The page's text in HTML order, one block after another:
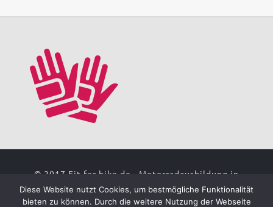
© 2017 Fit for bike.de - Motorradausbildung in
Kaiserslautern. Powered by Fahrschule Fit for
Drive | Impressum Datenschutz| Umsetzung:
Diese Website nutzt Cookies, um bestmögliche Funktionalität
bieten zu können. Durch die weitere Nutzung der Webseite